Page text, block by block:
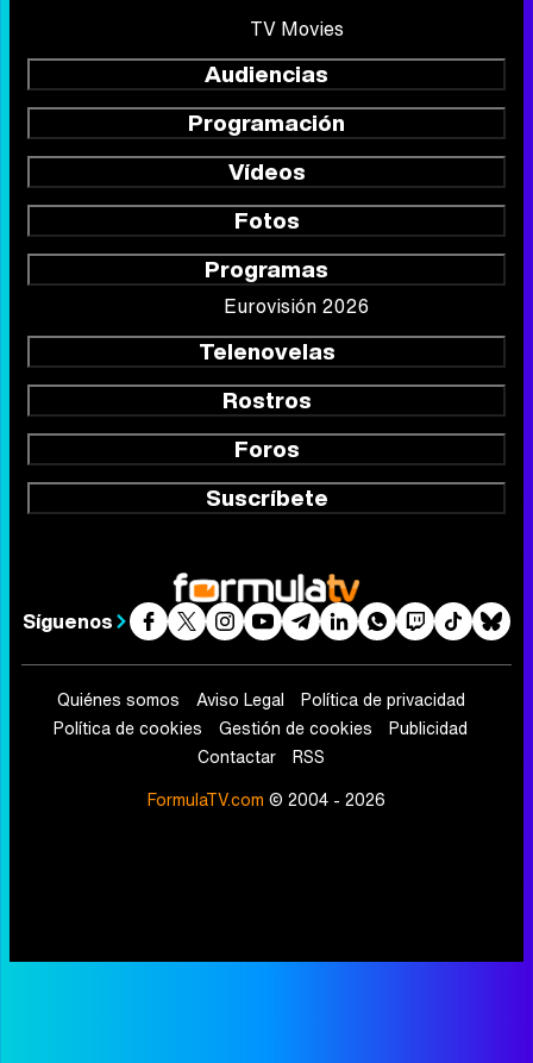
TV Movies
Audiencias
Programación
Vídeos
Fotos
Programas
Eurovisión 2026
Telenovelas
Rostros
Foros
Suscríbete
Síguenos
Quiénes somos Aviso Legal
Política de privacidad
Política de cookies
Gestión de cookies
Publicidad
Contactar
RSS
FormulaTV.com © 2004 - 2026